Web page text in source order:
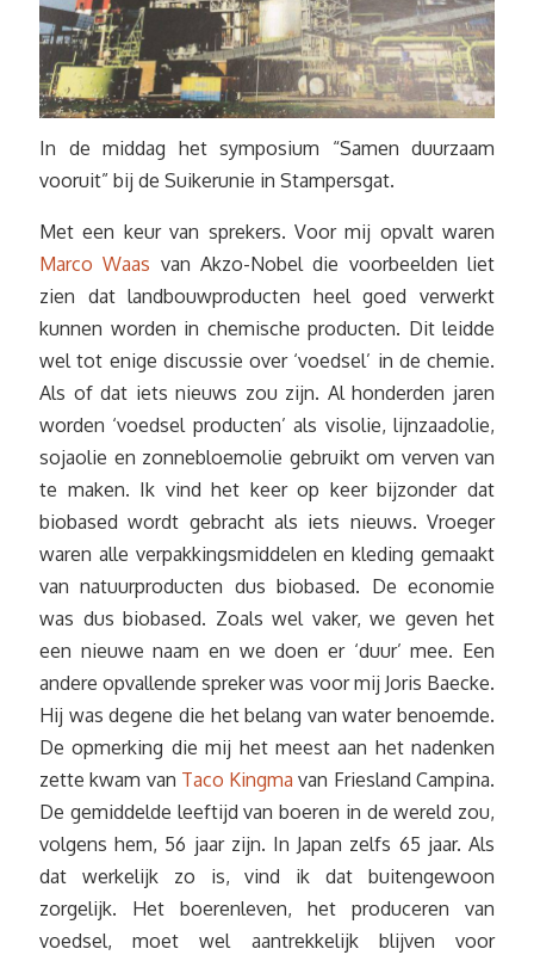
In de middag het symposium “Samen duurzaam
vooruit” bij de Suikerunie in Stampersgat.
Met een keur van sprekers. Voor mij opvalt waren
Marco Waas van Akzo-Nobel die voorbeelden liet
zien dat landbouwproducten heel goed verwerkt
kunnen worden in chemische producten. Dit leidde
wel tot enige discussie over ‘voedsel’ in de chemie.
Als of dat iets nieuws zou zijn. Al honderden jaren
worden ‘voedsel producten’ als visolie, lijnzaadolie,
sojaolie en zonnebloemolie gebruikt om verven van
te maken. Ik vind het keer op keer bijzonder dat
biobased wordt gebracht als iets nieuws. Vroeger
waren alle verpakkingsmiddelen en kleding gemaakt
van natuurproducten dus biobased. De economie
was dus biobased. Zoals wel vaker, we geven het
een nieuwe naam en we doen er ‘duur’ mee. Een
andere opvallende spreker was voor mij Joris Baecke.
Hij was degene die het belang van water benoemde.
De opmerking die mij het meest aan het nadenken
zette kwam van Taco Kingma van Friesland Campina.
De gemiddelde leeftijd van boeren in de wereld zou,
volgens hem, 56 jaar zijn. In Japan zelfs 65 jaar. Als
dat werkelijk zo is, vind ik dat buitengewoon
zorgelijk. Het boerenleven, het produceren van
voedsel, moet wel aantrekkelijk blijven voor